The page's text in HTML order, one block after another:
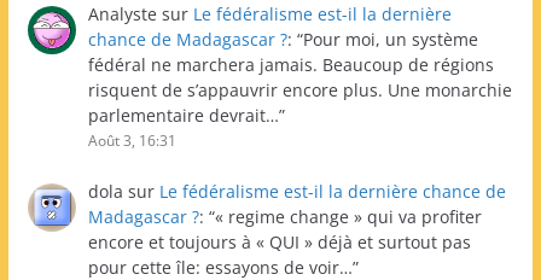
Analyste sur Le fédéralisme est-il la dernière
chance de Madagascar ?: “Pour moi, un système
fédéral ne marchera jamais. Beaucoup de régions
risquent de s’appauvrir encore plus. Une monarchie
parlementaire devrait…”
Août 3, 16:31
dola sur Le fédéralisme est-il la dernière chance de
Madagascar ?: “« regime change » qui va profiter
encore et toujours à « QUI » déjà et surtout pas
pour cette île: essayons de voir…”